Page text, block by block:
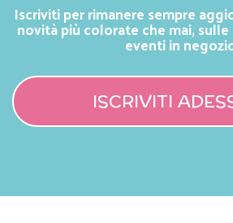
Iscriviti per rimanere sempre
novità più colorate che mai,
eventi in
ISCRIVITI